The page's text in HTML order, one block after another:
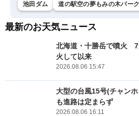
池田ダム
道の駅空の夢もみの木パーク
最新のお天気ニュース
北海道・十勝岳で噴火
火して以来
2026.08.06 15:47
大型の台風15号(チャン
も進路は定まらず
2026.08.06 16:11